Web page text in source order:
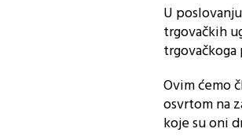
U
trgovačkih
trgovačkoga
Ovim ćemo
osvrtom na
koje su oni